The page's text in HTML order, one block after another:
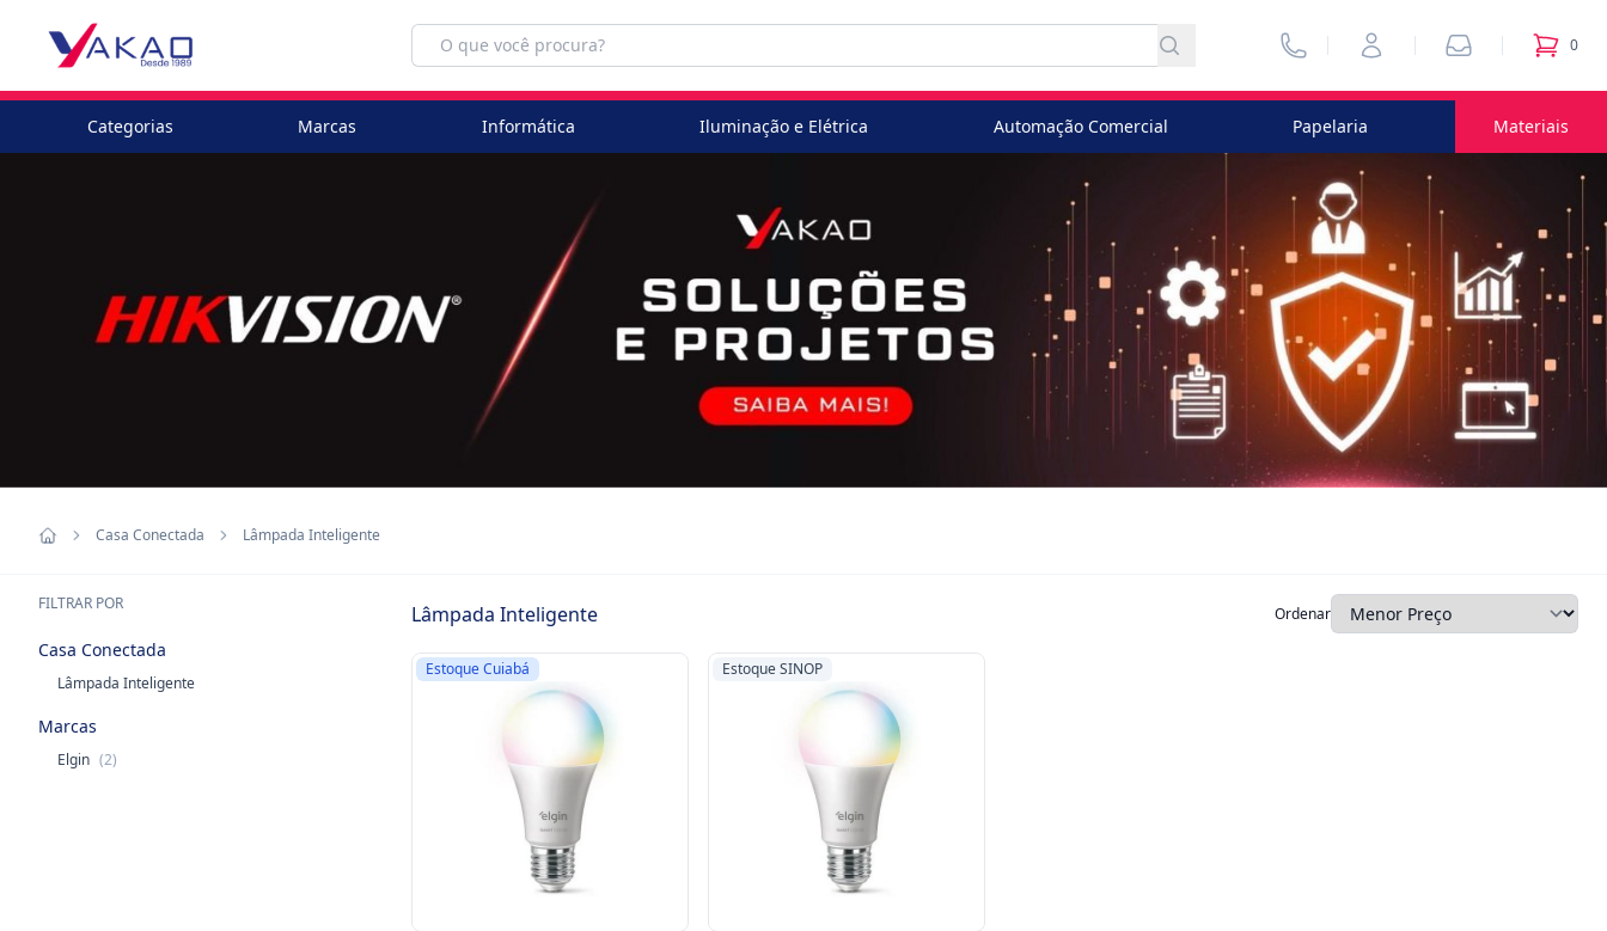
VendedoresMinha ContaPedidos 0
itens
Categorias Marcas Informática Iluminação e Elétrica Automação Comercial Papelaria Materiais
Casa Conectada Lâmpada Inteligente
FILTRAR POR Lâmpada Inteligente Ordenar
Casa Conectada
Lâmpada Inteligente
Marcas
Elgin (2)
Estoque Cuiabá Estoque SINOP